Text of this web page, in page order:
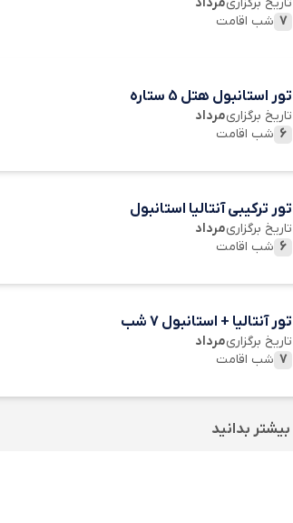
تور آنتالیا + استانبول 7 شب
تاریخ برگزاریمرداد
7 شب اقامت
تور ترکیبی آنتالیا استانبول
تاریخ برگزاریمرداد
6 شب اقامت
7 شب اقامت
تور استانبول هتل 5 ستاره
تاریخ برگزاریمرداد
6 شب اقامت
بیشتر بدانید